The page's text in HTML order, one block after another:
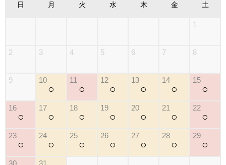
日 月 火 水 木 金 土
1
2 3 4 5 6 7 8
9 10
○
11
○
12
○
13
○
14
○
15
○
16
○
17
○
18
○
19
○
20
○
21
○
22
○
23
○
24
○
25
○
26
○
27
○
28
○
29
○